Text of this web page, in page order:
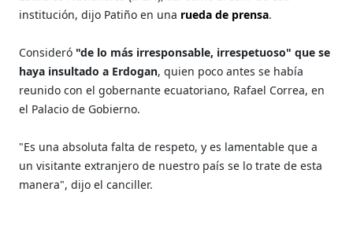
institución, dijo Patiño en una rueda de prensa.
Consideró "de lo más irresponsable, irrespetuoso" que se
haya insultado a Erdogan, quien poco antes se había
reunido con el gobernante ecuatoriano, Rafael Correa, en
el Palacio de Gobierno.
"Es una absoluta falta de respeto, y es lamentable que a
un visitante extranjero de nuestro país se lo trate de esta
manera", dijo el canciller.